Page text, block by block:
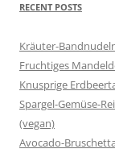
RECENT POSTS
Kräuter-
Fruchtiges
Knusprige
Spargel-Gemüse-
(vegan)
Avocado-